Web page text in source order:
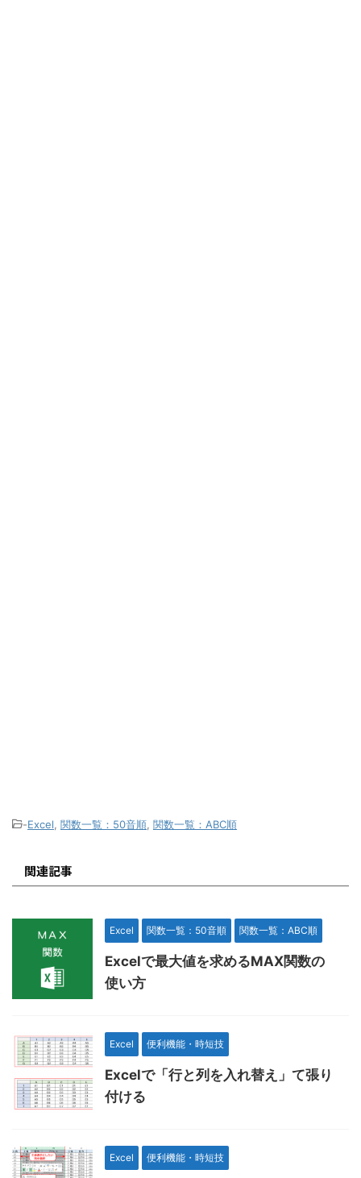
-Excel 関数一覧：50音順 関数一覧：ABC順
関連記事
Excel 関数一覧：50音順 関数一覧：ABC順
Excelで最大値を求めるMAX関数の
使い方
Excel 便利機能・時短技
Excelで「行と列を入れ替え」て張り
付ける
Excel 便利機能・時短技